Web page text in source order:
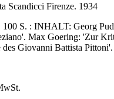
Scandicci Firenze. 1934
100 S. : INHALT: Georg
Max Goering: 'Zur
Giovanni Battista